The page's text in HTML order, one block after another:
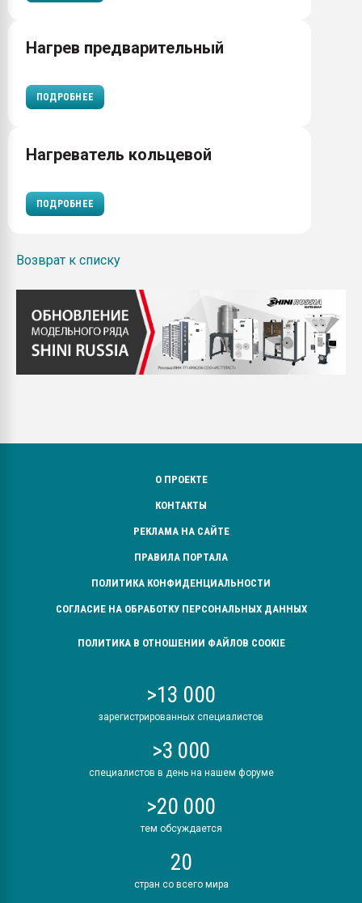
Нагрев предварительный
ПОДРОБНЕЕ
Нагреватель кольцевой
ПОДРОБНЕЕ
Возврат к списку
О ПРОЕКТЕ
КОНТАКТЫ
РЕКЛАМА НА САЙТЕ
ПРАВИЛА ПОРТАЛА
ПОЛИТИКА КОНФИДЕНЦИАЛЬНОСТИ
СОГЛАСИЕ НА ОБРАБОТКУ ПЕРСОНАЛЬНЫХ ДАННЫХ
ПОЛИТИКА В ОТНОШЕНИИ ФАЙЛОВ COOKIE
>13 000
зарегистрированных специалистов
>3 000
специалистов в день на нашем форуме
>20 000
тем обсуждается
20
стран со всего мира